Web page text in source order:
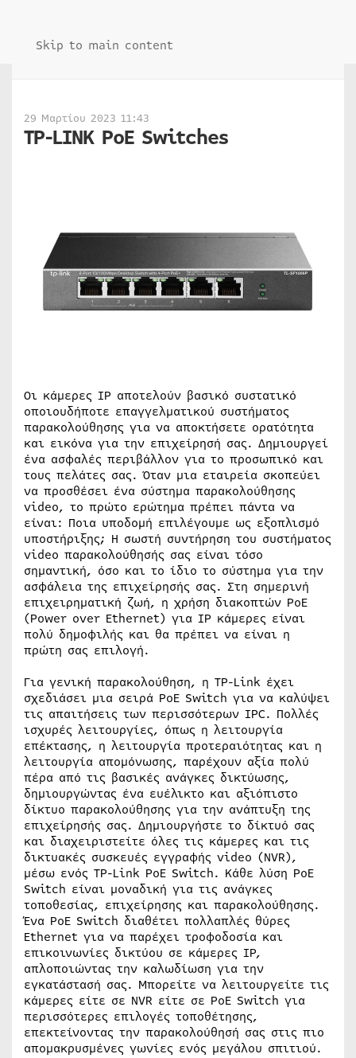
Skip to main content
29 Μαρτίου 2023 11:43
TP-LINK PoE Switches
Οι κάμερες IP αποτελούν βασικό συστατικό
οποιουδήποτε επαγγελματικού συστήματος
παρακολούθησης για να αποκτήσετε ορατότητα
και εικόνα για την επιχείρησή σας. Δημιουργεί
ένα ασφαλές περιβάλλον για το προσωπικό και
τους πελάτες σας. Όταν μια εταιρεία σκοπεύει
να προσθέσει ένα σύστημα παρακολούθησης
video, το πρώτο ερώτημα πρέπει πάντα να
είναι: Ποια υποδομή επιλέγουμε ως εξοπλισμό
υποστήριξης; Η σωστή συντήρηση του συστήματος
video παρακολούθησής σας είναι τόσο
σημαντική, όσο και το ίδιο το σύστημα για την
ασφάλεια της επιχείρησής σας. Στη σημερινή
επιχειρηματική ζωή, η χρήση διακοπτών PoE
(Power over Ethernet) για IP κάμερες είναι
πολύ δημοφιλής και θα πρέπει να είναι η
πρώτη σας επιλογή.
Για γενική παρακολούθηση, η TP-Link έχει
σχεδιάσει μια σειρά PoE Switch για να καλύψει
τις απαιτήσεις των περισσότερων IPC. Πολλές
ισχυρές λειτουργίες, όπως η λειτουργία
επέκτασης, η λειτουργία προτεραιότητας και η
λειτουργία απομόνωσης, παρέχουν αξία πολύ
πέρα από τις βασικές ανάγκες δικτύωσης,
δημιουργώντας ένα ευέλικτο και αξιόπιστο
δίκτυο παρακολούθησης για την ανάπτυξη της
επιχείρησής σας. Δημιουργήστε το δίκτυό σας
και διαχειριστείτε όλες τις κάμερες και τις
δικτυακές συσκευές εγγραφής video (NVR),
μέσω ενός TP-Link PoE Switch. Κάθε λύση PoE
Switch είναι μοναδική για τις ανάγκες
τοποθεσίας, επιχείρησης και παρακολούθησης.
Ένα PoE Switch διαθέτει πολλαπλές θύρες
Ethernet για να παρέχει τροφοδοσία και
επικοινωνίες δικτύου σε κάμερες IP,
απλοποιώντας την καλωδίωση για την
εγκατάστασή σας. Μπορείτε να λειτουργείτε τις
κάμερες είτε σε NVR είτε σε PoE Switch για
περισσότερες επιλογές τοποθέτησης,
επεκτείνοντας την παρακολούθησή σας στις πιο
απομακρυσμένες γωνίες ενός μεγάλου σπιτιού.